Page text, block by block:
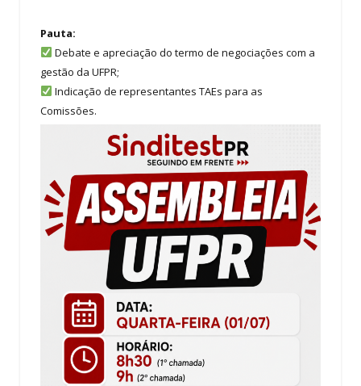
Pauta:
Debate e apreciação do termo de negociações com a
gestão da UFPR;
Indicação de representantes TAEs para as
Comissões.